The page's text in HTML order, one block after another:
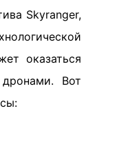
Skyranger,
оказаться
Вот